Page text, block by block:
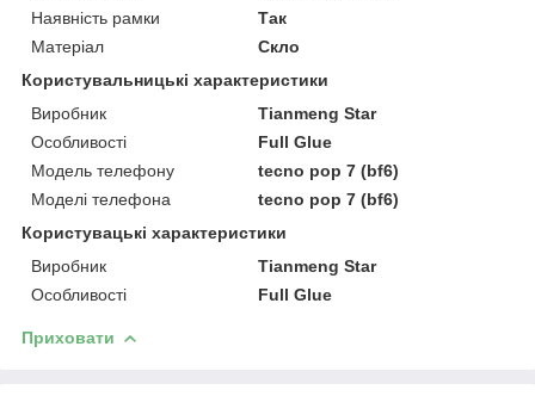
Наявність рамки
Так
Матеріал
Скло
Користувальницькі характеристики
Виробник
Tianmeng Star
Особливості
Full Glue
Модель телефону
tecno pop 7 (bf6)
Моделі телефона
tecno pop 7 (bf6)
Користувацькi характеристики
Виробник
Tianmeng Star
Особливості
Full Glue
Приховати